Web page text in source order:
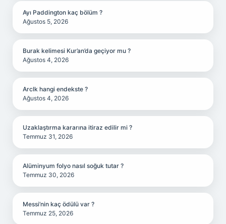
Ayı Paddington kaç bölüm ?
Ağustos 5, 2026
Burak kelimesi Kur’an’da geçiyor mu ?
Ağustos 4, 2026
Arclk hangi endekste ?
Ağustos 4, 2026
Uzaklaştırma kararına itiraz edilir mi ?
Temmuz 31, 2026
Alüminyum folyo nasıl soğuk tutar ?
Temmuz 30, 2026
Messi’nin kaç ödülü var ?
Temmuz 25, 2026